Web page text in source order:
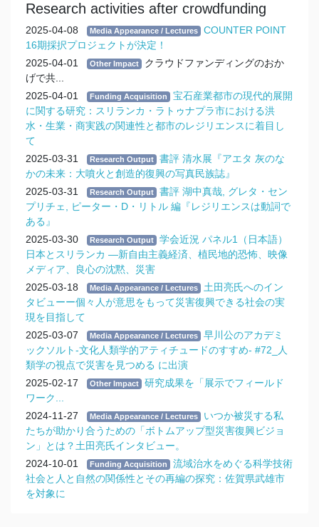
Research activities after crowdfunding
2025-04-08 Media Appearance / Lectures
COUNTER POINT
16期採択プロジェクトが決定！
2025-04-01
Other Impact
クラウドファンディングのおか
げで共...
2025-04-01
Funding Acquisition
宝石産業都市の現代的展開
に関する研究：スリランカ・ラトゥナプラ市における洪
水・生業・商実践の関連性と都市のレジリエンスに着目し
て
2025-03-31
Research Output
書評 清水展『アエタ 灰のな
かの未来：大噴火と創造的復興の写真民族誌』
2025-03-31
Research Output
書評 湖中真哉, グレタ・セン
プリチェ, ピーター・D・リトル 編『レジリエンスは動詞で
ある』
2025-03-30
Research Output
学会近況 パネル1（日本語）
日本とスリランカ ―新自由主義経済、植民地的恐怖、映像
メディア、良心の沈黙、災害
2025-03-18
Media Appearance / Lectures
土田亮氏へのイン
タビューー個々人が意思をもって災害復興できる社会の実
現を目指して
2025-03-07
Media Appearance / Lectures
早川公のアカデミ
ックソルト-文化人類学的アティチュードのすすめ- #72_人
類学の視点で災害を見つめる に出演
2025-02-17
Other Impact
研究成果を「展示でフィールド
ワーク...
2024-11-27
Media Appearance / Lectures
いつか被災する私
たちが助かり合うための「ボトムアップ型災害復興ビジョ
ン」とは？土田亮氏インタビュー。
2024-10-01
Funding Acquisition
流域治水をめぐる科学技術
社会と人と自然の関係性とその再編の探究：佐賀県武雄市
を対象に